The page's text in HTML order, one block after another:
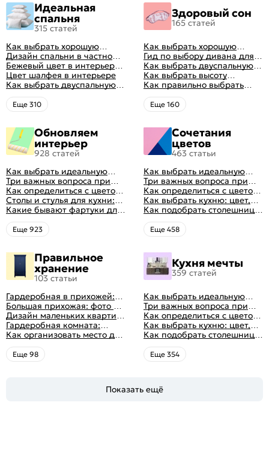
Идеальная
спальня
315 статей
Как выбрать хорошую
кровать для сна
Дизайн спальни в частном
доме: множество идей
оформления идеальных
интерьеров
Бежевый цвет в интерьере
спальни 2024, 40 красивых
интерьеров с фото
Цвет шалфея в интерьере
Как выбрать двуспальную
кровать и матрас
правильно: советы и фото в
интерьере
Eще 310
Здоровый сон
165 статей
Как выбрать хорошую
кровать для сна
Гид по выбору дивана для
сна
Как выбрать двуспальную
кровать и матрас
правильно: советы и фото в
интерьере
Как выбрать высоту
матраса
Как правильно выбрать
ортопедический матрас
Eще 160
Обновляем
интерьер
928 статей
Как выбрать идеальную
планировку для кухни
Три важных вопроса при
выборе кухни: готовка,
посуда, комфорт
Как определиться с цветом
кухни: светлые, темные,
яркие
Столы и стулья для кухни:
советы по выбору
Какие бывают фартуки для
кухни: как правильно
выбрать
Eще 923
Сочетания
цветов
463 статьи
Как выбрать идеальную
планировку для кухни
Три важных вопроса при
выборе кухни: готовка,
посуда, комфорт
Как определиться с цветом
кухни: светлые, темные,
яркие
Как выбрать кухню: цвет,
планировка, аксессуары
Как подобрать столешницу
для кухни по цвету
Eще 458
Правильное
хранение
103 статьи
Гардеробная в прихожей:
виды, фото в интерьере,
идеи дизайна
Большая прихожая: фото с
функциональным
распределением дизайна
Дизайн маленьких квартир:
10 идей для дизайна
интерьера с фото
Гардеробная комната:
дизайн, планировка, советы
по обустройству,
распространенные ошибки
Как организовать место для
хранения на балконе
Eще 98
Кухня мечты
359 статей
Как выбрать идеальную
планировку для кухни
Три важных вопроса при
выборе кухни: готовка,
посуда, комфорт
Как определиться с цветом
кухни: светлые, темные,
яркие
Как выбрать кухню: цвет,
планировка, аксессуары
Как подобрать столешницу
для кухни по цвету
Eще 354
Показать ещё